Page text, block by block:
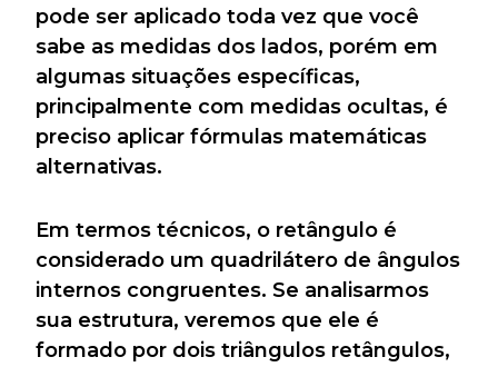
pode ser aplicado toda vez que você
sabe as medidas dos lados, porém em
algumas situações específicas,
principalmente com medidas ocultas, é
preciso aplicar fórmulas matemáticas
alternativas.
Em termos técnicos, o retângulo é
considerado um quadrilátero de ângulos
internos congruentes. Se analisarmos
sua estrutura, veremos que ele é
formado por dois triângulos retângulos,